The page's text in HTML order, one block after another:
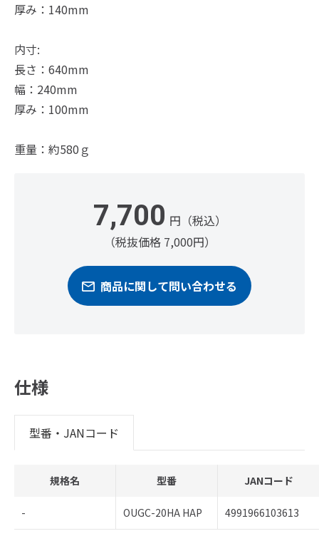
厚み：140mm
内寸:
長さ：640mm
幅：240mm
厚み：100mm
重量：約580ｇ
7,700 円（税込）
（税抜価格 7,000円）
商品に関して問い合わせる
仕様
型番・JANコード
規格名 型番 JANコード
- OUGC-20HA HAP 4991966103613